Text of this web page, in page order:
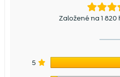
Založené na 1
5